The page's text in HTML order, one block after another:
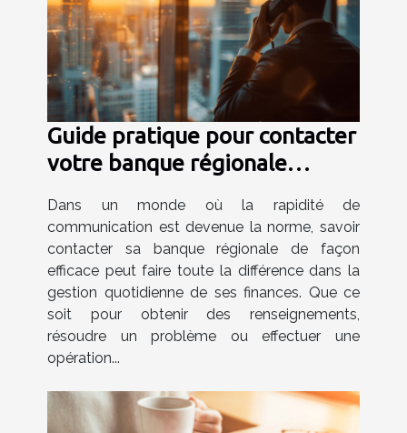
Guide pratique pour contacter
votre banque régionale
Dans un monde où la rapidité de
communication est devenue la norme, savoir
contacter sa banque régionale de façon
efficace peut faire toute la différence dans la
gestion quotidienne de ses finances. Que ce
soit pour obtenir des renseignements,
résoudre un problème ou effectuer une
opération...